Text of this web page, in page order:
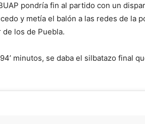
pondría fin al partido con un
y metía el balón a las redes de la
los de Puebla.
minutos, se daba el silbatazo final